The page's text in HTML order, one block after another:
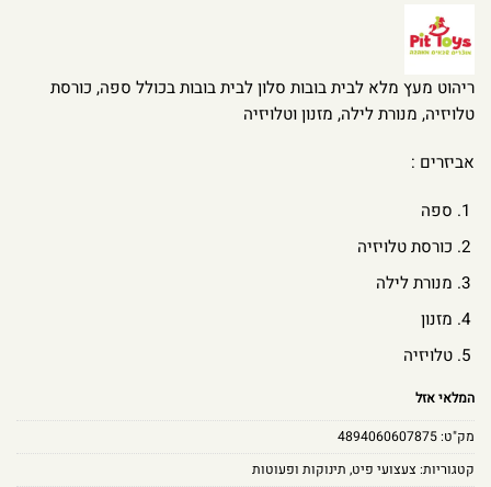
ריהוט מעץ מלא לבית בובות סלון לבית בובות בכולל ספה, כורסת
טלויזיה, מנורת לילה, מזנון וטלויזיה
אביזרים :
ספה
כורסת טלויזיה
מנורת לילה
מזנון
טלויזיה
המלאי אזל
מק"ט:4894060607875
קטגוריות: צעצועי פיט, תינוקות ופעוטות